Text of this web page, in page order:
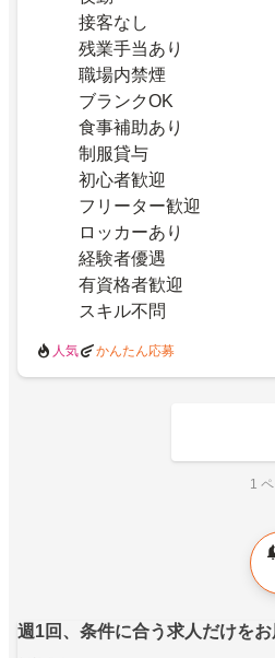
接客なし
残業手当あり
職場内禁煙
ブランクOK
食事補助あり
制服貸与
初心者歓迎
フリーター歓迎
ロッカーあり
経験者優遇
有資格者歓迎
スキル不問
人気 かんたん応募
1
週1回、条件に合う求人だけを